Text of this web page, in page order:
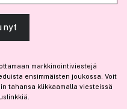
ammattitason hiustuotteista,
nyt
markkinointiviestejä
ensimmäisten joukossa. Voit
tahansa klikkaamalla viesteissä